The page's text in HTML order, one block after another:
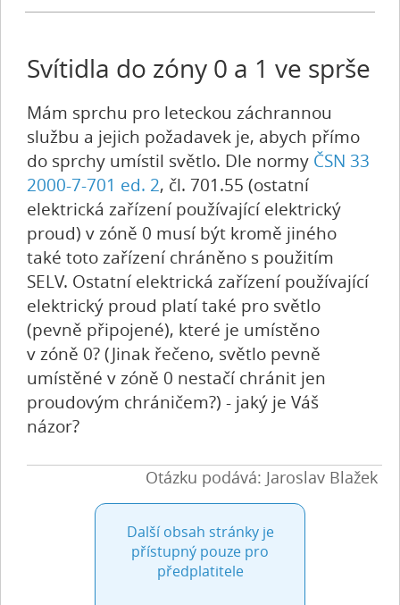
Svítidla do zóny 0 a 1 ve sprše
Mám sprchu pro leteckou záchrannou
službu a jejich požadavek je, abych přímo
do sprchy umístil světlo. Dle normy ČSN 33
2000-7-701 ed. 2, čl. 701.55 (ostatní
elektrická zařízení používající elektrický
proud) v zóně 0 musí být kromě jiného
také toto zařízení chráněno s použitím
SELV. Ostatní elektrická zařízení používající
elektrický proud platí také pro světlo
(pevně připojené), které je umístěno
v zóně 0? (Jinak řečeno, světlo pevně
umístěné v zóně 0 nestačí chránit jen
proudovým chráničem?) - jaký je Váš
názor?
Otázku podává: Jaroslav Blažek
Další obsah stránky je
přístupný pouze pro
předplatitele